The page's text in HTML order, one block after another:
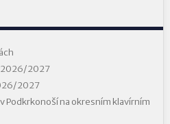
2026/2027
2027
Podkrkonoší na okresním klavírním